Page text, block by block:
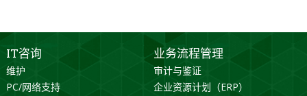
IT咨询
维护
PC/网络支持
业务流程管理
审计与鉴证
企业资源计划（ERP）